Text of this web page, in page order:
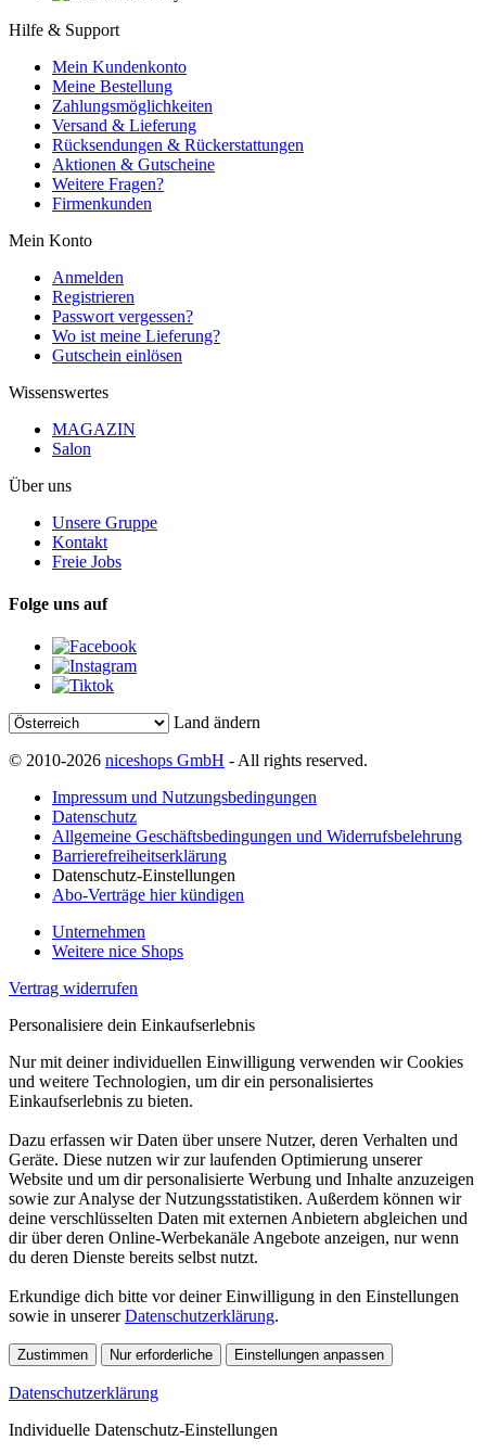
Hilfe & Support
Mein Kundenkonto
Meine Bestellung
Zahlungsmöglichkeiten
Versand & Lieferung
Rücksendungen & Rückerstattungen
Aktionen & Gutscheine
Weitere Fragen?
Firmenkunden
Mein Konto
Anmelden
Registrieren
Passwort vergessen?
Wo ist meine Lieferung?
Gutschein einlösen
Wissenswertes
MAGAZIN
Salon
Über uns
Unsere Gruppe
Kontakt
Freie Jobs
Folge uns auf
Land ändern
© 2010-2026 niceshops GmbH - All rights reserved.
Impressum und Nutzungsbedingungen
Datenschutz
Allgemeine Geschäftsbedingungen und Widerrufsbelehrung
Barrierefreiheitserklärung
Datenschutz-Einstellungen
Abo-Verträge hier kündigen
Unternehmen
Weitere nice Shops
Vertrag widerrufen
Personalisiere dein Einkaufserlebnis
Nur mit deiner individuellen Einwilligung verwenden wir Cookies
und weitere Technologien, um dir ein personalisiertes
Einkaufserlebnis zu bieten.
Dazu erfassen wir Daten über unsere Nutzer, deren Verhalten und
Geräte. Diese nutzen wir zur laufenden Optimierung unserer
Website und um dir personalisierte Werbung und Inhalte anzuzeigen
sowie zur Analyse der Nutzungsstatistiken. Außerdem können wir
deine verschlüsselten Daten mit externen Anbietern abgleichen und
dir über deren Online-Werbekanäle Angebote anzeigen, nur wenn
du deren Dienste bereits selbst nutzt.
Erkundige dich bitte vor deiner Einwilligung in den Einstellungen
sowie in unsererDatenschutzerklärung.
Zustimmen Nur erforderliche Einstellungen anpassen
Datenschutzerklärung
Individuelle Datenschutz-Einstellungen